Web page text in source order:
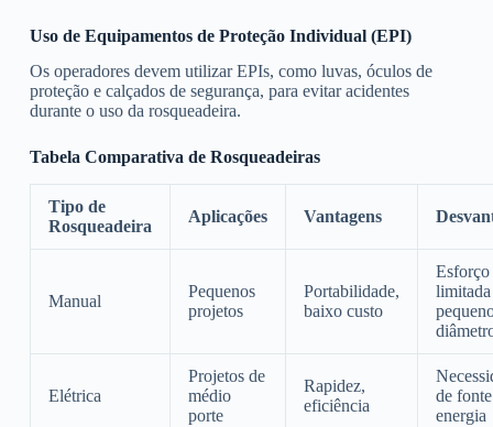
Uso de Equipamentos de Proteção Individual (EPI)
Os operadores devem utilizar EPIs, como luvas, óculos de
proteção e calçados de segurança, para evitar acidentes
durante o uso da rosqueadeira.
Tabela Comparativa de Rosqueadeiras
Tipo de
Rosqueadeira
Aplicações Vantagens
Manual
Pequenos
projetos
Portabilidade,
baixo custo
limitada
Elétrica
Projetos de
médio
porte
Rapidez,
eficiência
de
energia